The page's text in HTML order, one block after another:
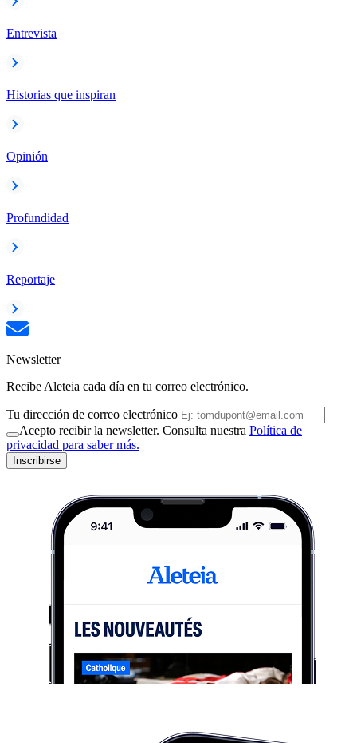
Entrevista
Historias que inspiran
Opinión
Profundidad
Reportaje
Newsletter
Recibe Aleteia cada día en tu correo electrónico.
Tu dirección de correo electrónico
Acepto recibir la newsletter. Consulta nuestra Política de
privacidad para saber más.
Inscribirse